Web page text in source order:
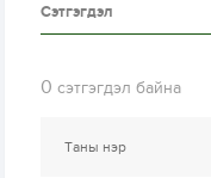
Сэтгэгдэл
0 сэтгэгдэл байна